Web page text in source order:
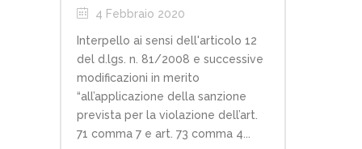
4 Febbraio 2020
Interpello ai sensi dell'articolo 12
del d.lgs. n. 81/2008 e successive
modificazioni in merito
“all’applicazione della sanzione
prevista per la violazione dell’art.
71 comma 7 e art. 73 comma 4...